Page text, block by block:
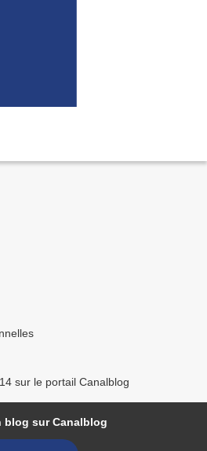
sur le portail Canalblog
blog sur Canalblog